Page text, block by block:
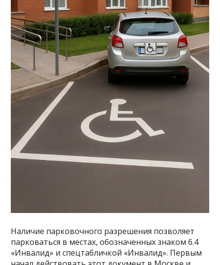
Наличие парковочного разрешения позволяет
парковаться в местах, обозначенных знаком 6.4
«Инвалид» и спецтабличкой «Инвалид». Первым